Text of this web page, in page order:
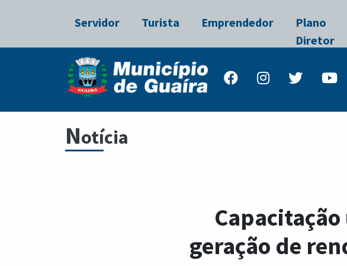
Servidor Turista Emprendedor
Plano
Diretor
Notícia
geração de